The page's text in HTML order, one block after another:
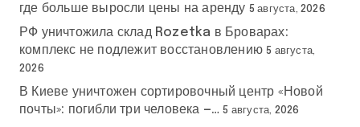
где больше выросли цены на аренду 5 августа, 2026
РФ уничтожила склад Rozetka в Броварах:
комплекс не подлежит восстановлению 5 августа,
2026
В Киеве уничтожен сортировочный центр «Новой
почты»: погибли три человека —… 5 августа, 2026